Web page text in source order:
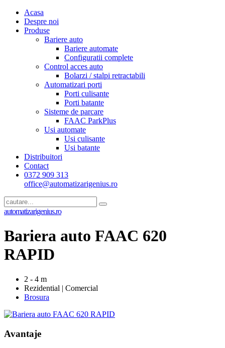
Acasa
Despre noi
Produse
Bariere auto
Bariere automate
Configuratii complete
Control acces auto
Bolarzi / stalpi retractabili
Automatizari porti
Porti culisante
Porti batante
Sisteme de parcare
FAAC ParkPlus
Usi automate
Usi culisante
Usi batante
Distribuitori
Contact
0372 909 313
office@automatizarigenius.ro
automatizarigenius.ro
Bariera auto FAAC 620
RAPID
2 - 4 m
Rezidential | Comercial
Brosura
Avantaje